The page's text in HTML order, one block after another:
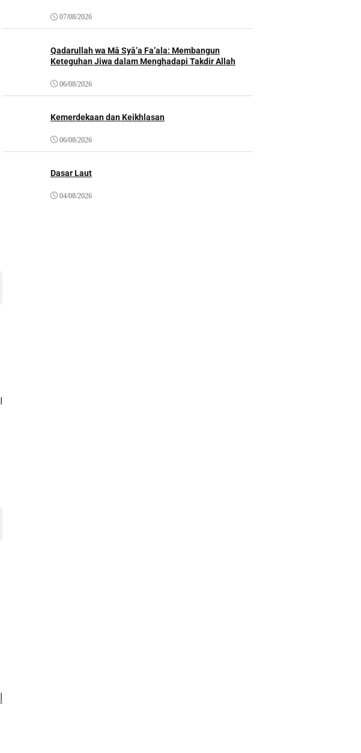
07/08/2026
Qadarullah wa Mā Syā’a Fa’ala: Membangun
Keteguhan Jiwa dalam Menghadapi Takdir Allah
06/08/2026
Kemerdekaan dan Keikhlasan
06/08/2026
Dasar Laut
04/08/2026